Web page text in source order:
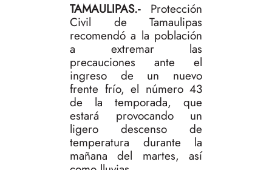
TAMAULIPAS.-Protección
Civil de Tamaulipas
recomendó a la población
a extremar las
precauciones ante el
ingreso de un nuevo
frente frío, el número 43
de la temporada, que
estará provocando un
ligero descenso de
temperatura durante la
mañana del martes, así